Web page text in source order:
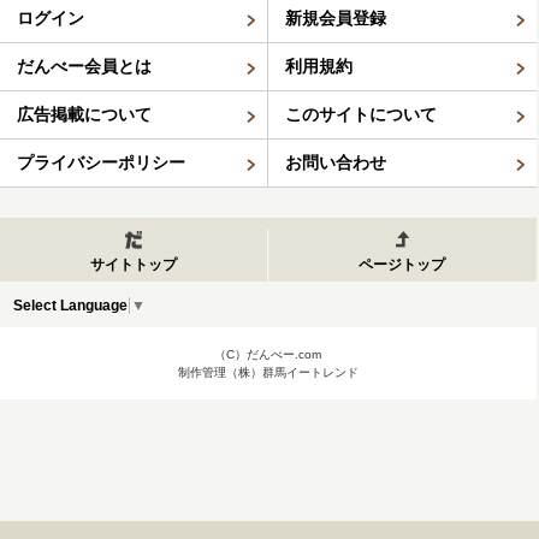
ログイン 新規会員登録
だんべー会員とは 利用規約
広告掲載について このサイトについて
プライバシーポリシー お問い合わせ
サイトトップ ページトップ
Select Language ▼
（C）だんべー.com
制作管理（株）群馬イートレンド